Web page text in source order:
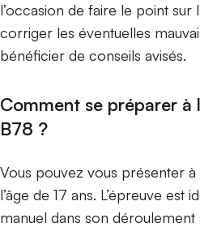
l’occasion de faire le point sur
corriger les éventuelles
bénéficier de conseils avisés.
Comment se préparer à
B78 ?
Vous pouvez vous présenter à
l’âge de 17 ans. L’épreuve est
manuel dans son déroulement